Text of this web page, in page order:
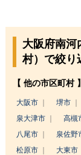
大阪府南河
村）で絞り
【 他の市区町村 】
大阪市 堺市
泉大津市
高槻
八尾市
泉佐野
松原市
大東市